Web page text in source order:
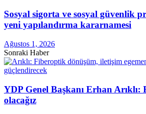
Sosyal sigorta ve sosyal güvenlik
yeni yapılandırma kararnamesi
Ağustos 1, 2026
Sonraki Haber
YDP Genel Başkanı Erhan
olacağız